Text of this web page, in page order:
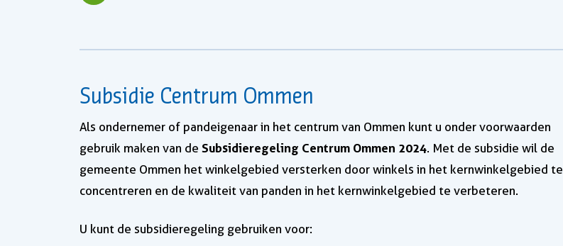
Subsidie Centrum Ommen
Als ondernemer of pandeigenaar in het centrum van Ommen kunt u onder voorwaarden
gebruik maken van de Subsidieregeling Centrum Ommen 2024. Met de subsidie wil de
gemeente Ommen het winkelgebied versterken door winkels in het kernwinkelgebied te
concentreren en de kwaliteit van panden in het kernwinkelgebied te verbeteren.
U kunt de subsidieregeling gebruiken voor: